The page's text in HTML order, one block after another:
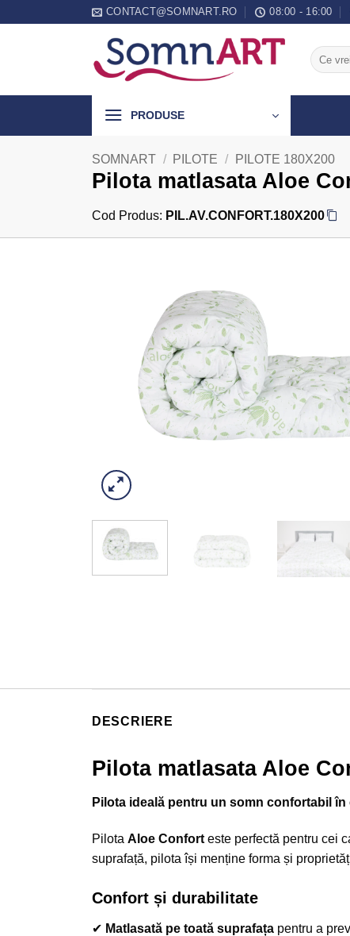
CONTACT@SOMNART.RO 08:00 - 16:00
Caută
după:
PRODUSE
SOMNART / PILOTE / PILOTE 180X200
Pilota matlasata Aloe
Cod Produs: PIL.AV.CONFORT.180X200
DESCRIERE
Pilota matlasata Aloe
Pilota ideală pentru un somn confortabil
Pilota Aloe Conforteste perfectă pentru cei
suprafață, pilota își menține forma și
Confort și durabilitate
✔ Matlasată pe toată suprafațapentru a